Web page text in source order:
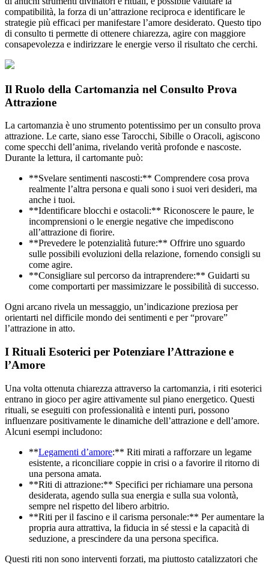
compatibilità, la forza di un’attrazione reciproca e identificare le
strategie più efficaci per manifestare l’amore desiderato. Questo tipo
di consulto ti permette di ottenere chiarezza, agire con maggiore
consapevolezza e indirizzare le energie verso il risultato che cerchi.
Il Ruolo della Cartomanzia nel Consulto Prova
Attrazione
La cartomanzia è uno strumento potentissimo per un consulto prova
attrazione. Le carte, siano esse Tarocchi, Sibille o Oracoli, agiscono
come specchi dell’anima, rivelando verità profonde e nascoste.
Durante la lettura, il cartomante può:
**Svelare sentimenti nascosti:** Comprendere cosa prova
realmente l’altra persona e quali sono i suoi veri desideri, ma
anche i tuoi.
**Identificare blocchi e ostacoli:** Riconoscere le paure, le
incomprensioni o le energie negative che impediscono
all’attrazione di fiorire.
**Prevedere le potenzialità future:** Offrire uno sguardo
sulle possibili evoluzioni della relazione, fornendo consigli su
come agire.
**Consigliare sul percorso da intraprendere:** Guidarti su
come comportarti per massimizzare le possibilità di successo.
Ogni arcano rivela un messaggio, un’indicazione preziosa per
orientarti nel difficile mondo dei sentimenti e per “provare”
l’attrazione in atto.
I Rituali Esoterici per Potenziare l’Attrazione e
l’Amore
Una volta ottenuta chiarezza attraverso la cartomanzia, i riti esoterici
entrano in gioco per agire attivamente sul piano energetico. Questi
rituali, se eseguiti con professionalità e intenti puri, possono
influenzare positivamente le dinamiche dell’attrazione e dell’amore.
Alcuni esempi includono:
**Legamenti d’amore:** Riti mirati a rafforzare un legame
esistente, a riconciliare coppie in crisi o a favorire il ritorno di
una persona amata.
**Riti di attrazione:** Specifici per richiamare una persona
desiderata, agendo sulla sua energia e sulla sua volontà,
sempre nel rispetto del libero arbitrio.
**Riti per il fascino e il carisma personale:** Per aumentare la
propria aura attrattiva, la fiducia in sé stessi e la capacità di
seduzione, a prescindere da una persona specifica.
Questi riti non sono interventi forzati, ma piuttosto catalizzatori che